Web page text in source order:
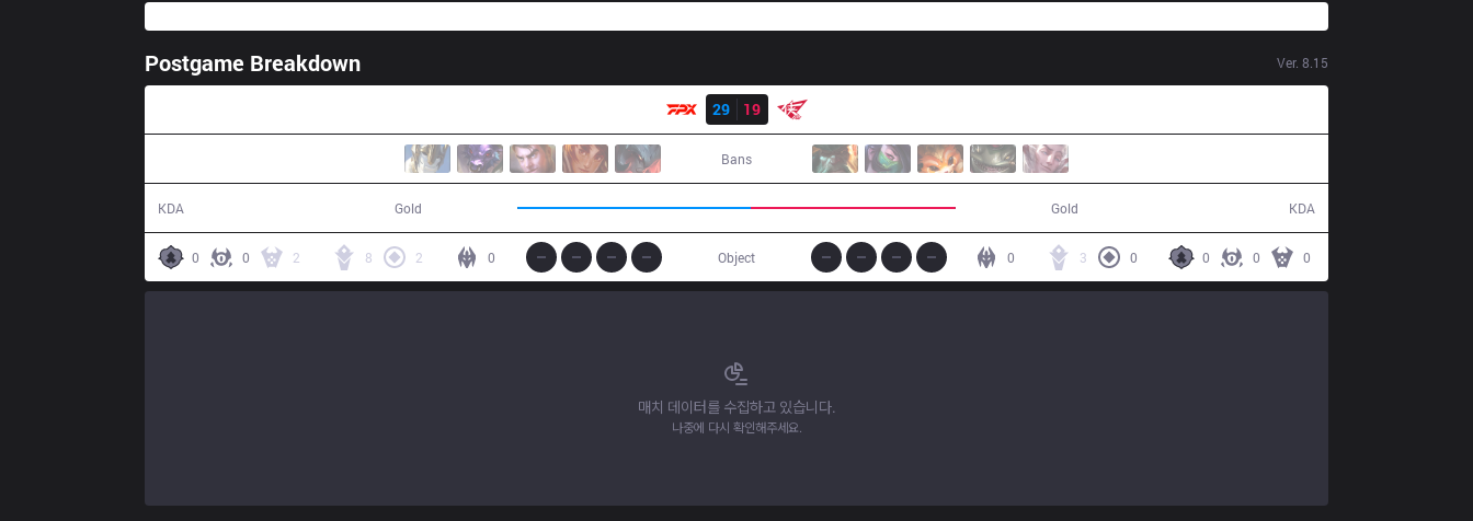
Postgame Breakdown Ver. 8.15
29
19
Bans
KDA Gold Gold KDA
0 0 2 8 2 0 0 0 0
3 0
0
Object
매치 데이터를 수집하고 있습니다.
나중에 다시 확인해주세요.